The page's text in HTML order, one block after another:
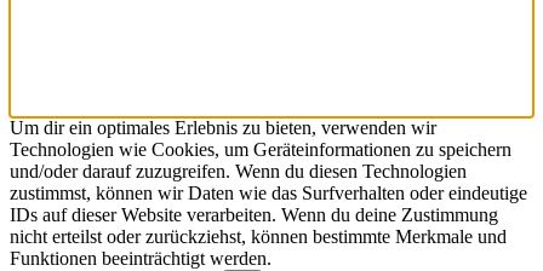
Um dir ein optimales Erlebnis zu bieten, verwenden wir
Technologien wie Cookies, um Geräteinformationen zu speichern
und/oder darauf zuzugreifen. Wenn du diesen Technologien
zustimmst, können wir Daten wie das Surfverhalten oder eindeutige
IDs auf dieser Website verarbeiten. Wenn du deine Zustimmung
nicht erteilst oder zurückziehst, können bestimmte Merkmale und
Funktionen beeinträchtigt werden.